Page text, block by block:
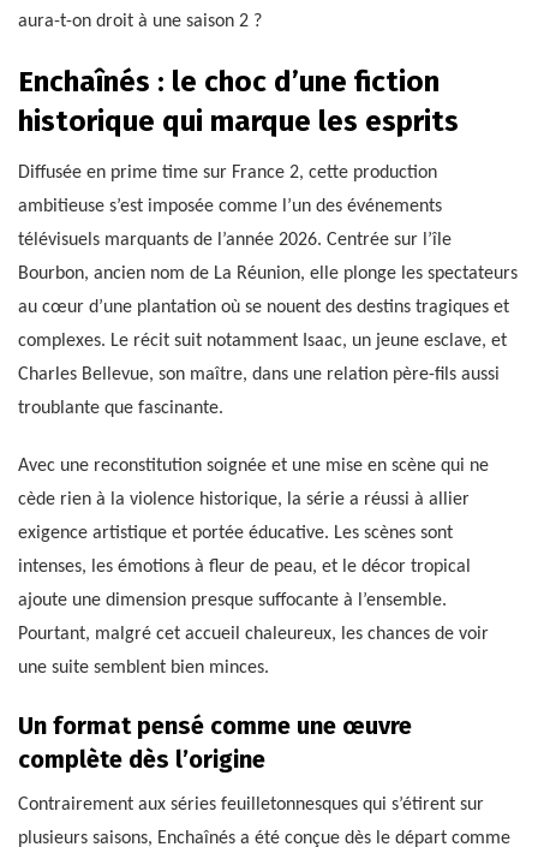
aura-t-on droit à une saison 2 ?
Enchaînés : le choc d’une fiction
historique qui marque les esprits
Diffusée en prime time sur France 2, cette production
ambitieuse s’est imposée comme l’un des événements
télévisuels marquants de l’année 2026. Centrée sur l’île
Bourbon, ancien nom de La Réunion, elle plonge les spectateurs
au cœur d’une plantation où se nouent des destins tragiques et
complexes. Le récit suit notamment Isaac, un jeune esclave, et
Charles Bellevue, son maître, dans une relation père-fils aussi
troublante que fascinante.
Avec une reconstitution soignée et une mise en scène qui ne
cède rien à la violence historique, la série a réussi à allier
exigence artistique et portée éducative. Les scènes sont
intenses, les émotions à fleur de peau, et le décor tropical
ajoute une dimension presque suffocante à l’ensemble.
Pourtant, malgré cet accueil chaleureux, les chances de voir
une suite semblent bien minces.
Un format pensé comme une œuvre
complète dès l’origine
Contrairement aux séries feuilletonnesques qui s’étirent sur
plusieurs saisons, Enchaînés a été conçue dès le départ comme